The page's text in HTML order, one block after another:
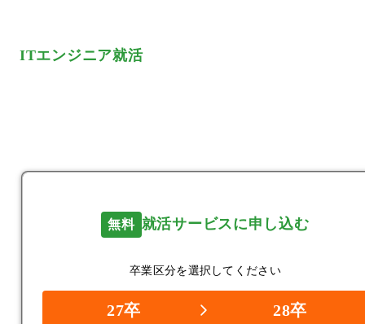
ITエンジニア就活
無料 就活サービスに申し込む
卒業区分を選択してください
27卒 28卒